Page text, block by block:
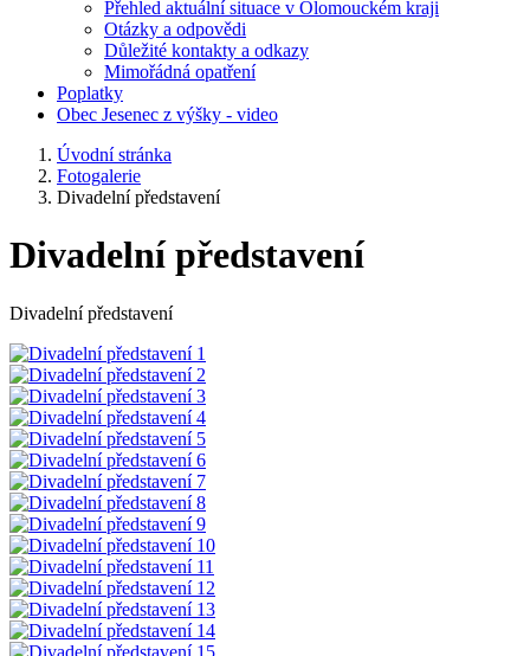
Přehled aktuální situace v Olomouckém kraji
Otázky a odpovědi
Důležité kontakty a odkazy
Mimořádná opatření
Poplatky
Obec Jesenec z výšky - video
Úvodní stránka
Fotogalerie
Divadelní představení
Divadelní představení
Divadelní představení